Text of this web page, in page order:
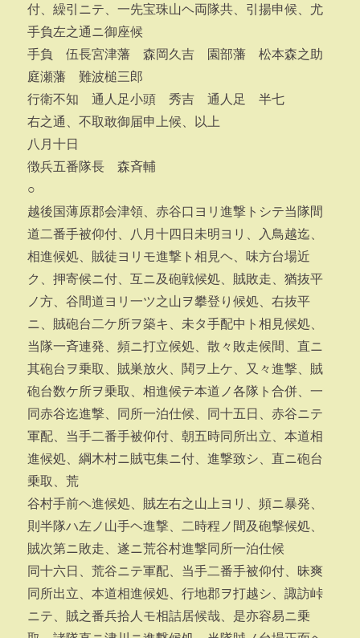
付、繰引ニテ、一先宝珠山ヘ両隊共、引揚申候、尤
手負左之通ニ御座候
手負 伍長宮津藩 森岡久吉 園部藩 松本森之助
庭瀬藩 難波槌三郎
行衛不知 通人足小頭 秀吉 通人足 半七
右之通、不取敢御届申上候、以上
八月十日
徴兵五番隊長 森斉輔
○
越後国薄原郡会津領、赤谷口ヨリ進撃トシテ当隊間
道二番手被仰付、八月十四日未明ヨリ、入鳥越迄、
相進候処、賊徒ヨリモ進撃ト相見ヘ、味方台場近
ク、押寄候ニ付、互ニ及砲戦候処、賊敗走、猶抜平
ノ方、谷間道ヨリ一ツ之山ヲ攀登り候処、右抜平
ニ、賊砲台二ケ所ヲ築キ、未タ手配中ト相見候処、
当隊一斉連発、頻ニ打立候処、散々敗走候間、直ニ
其砲台ヲ乗取、賊巣放火、鬨ヲ上ケ、又々進撃、賊
砲台数ケ所ヲ乗取、相進候テ本道ノ各隊ト合併、一
同赤谷迄進撃、同所一泊仕候、同十五日、赤谷ニテ
軍配、当手二番手被仰付、朝五時同所出立、本道相
進候処、綱木村ニ賊屯集ニ付、進撃致シ、直ニ砲台
乗取、荒
谷村手前ヘ進候処、賊左右之山上ヨリ、頻ニ暴発、
則半隊ハ左ノ山手ヘ進撃、二時程ノ間及砲撃候処、
賊次第ニ敗走、遂ニ荒谷村進撃同所一泊仕候
同十六日、荒谷ニテ軍配、当手二番手被仰付、昧爽
同所出立、本道相進候処、行地郡ヲ打越シ、諏訪峠
ニテ、賊之番兵拾人モ相詰居候哉、是亦容易ニ乗